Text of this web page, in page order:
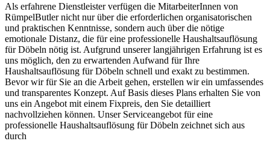
Als erfahrene Dienstleister verfügen die MitarbeiterInnen von
RümpelButler nicht nur über die erforderlichen organisatorischen
und praktischen Kenntnisse, sondern auch über die nötige
emotionale Distanz, die für eine professionelle Haushaltsauflösung
für Döbeln nötig ist. Aufgrund unserer langjährigen Erfahrung ist es
uns möglich, den zu erwartenden Aufwand für Ihre
Haushaltsauflösung für Döbeln schnell und exakt zu bestimmen.
Bevor wir für Sie an die Arbeit gehen, erstellen wir ein umfassendes
und transparentes Konzept. Auf Basis dieses Plans erhalten Sie von
uns ein Angebot mit einem Fixpreis, den Sie detailliert
nachvollziehen können. Unser Serviceangebot für eine
professionelle Haushaltsauflösung für Döbeln zeichnet sich aus
durch